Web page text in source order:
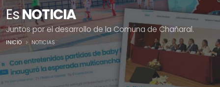
EsNOTICIA
Juntos por el desarrollo de la Comuna de Chañaral.
INICIO NOTICIAS